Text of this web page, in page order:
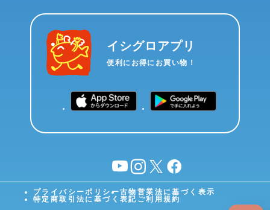
イシグロアプリ
便利にお得にお買い物！
YouTubeinstagram
X facebook
プライバシーポリシー古物営業法に基づく表示
特定商取引法に基づく表記 ご利用規約